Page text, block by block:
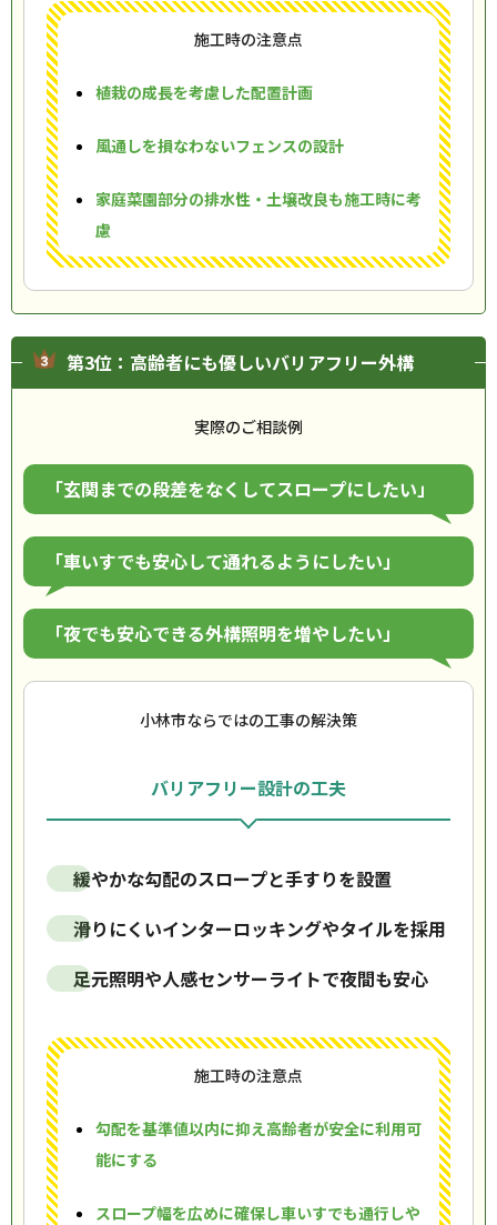
施工時の注意点
植栽の成長を考慮した配置計画
風通しを損なわないフェンスの設計
家庭菜園部分の排水性・土壌改良も施工時に考
慮
第3位：高齢者にも優しいバリアフリー外構
実際のご相談例
「玄関までの段差をなくしてスロープにしたい」
「車いすでも安心して通れるようにしたい」
「夜でも安心できる外構照明を増やしたい」
小林市ならではの工事の解決策
バリアフリー設計の工夫
緩やかな勾配のスロープと手すりを設置
滑りにくいインターロッキングやタイルを採用
足元照明や人感センサーライトで夜間も安心
施工時の注意点
勾配を基準値以内に抑え高齢者が安全に利用可
能にする
スロープ幅を広めに確保し車いすでも通行しや